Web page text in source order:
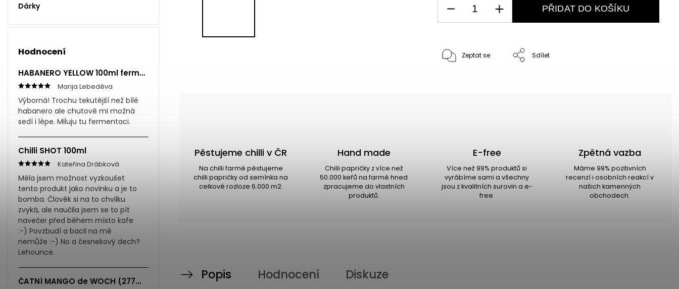
Dárky
Hodnocení
HABANERO YELLOW 100ml fermentovaná omáčka
Marija Lebeděva
Výborná! Trochu tekutější než bílé
habanero ale chutově mi možná
sedí i lépe. Miluju tu fermentaci.
Chilli SHOT 100ml
Kateřina Drábková
Měla jsem možnost vyzkoušet
tento produkt jako novinku a je to
bomba. Člověk si na to chvilku
zvyká, ale naučila jsem se to pít
navečer před během místo kafe
:-) Povzbudí a bacil na mě
nemůže :-) No a česnekový dech?
Lehounce.
ČATNÍ MANGO de WOCH (277ml)
PŘIDAT DO KOŠÍKU
Zeptat se Sdílet
Pěstujeme chilli v ČR
Na chilli farmě pěstujeme
chilli papričky od semínka na
celkové rozloze 6.000 m2.
Hand made
Chilli papričky z více než
50.000 keřů na farmě hned
zpracujeme do vlastních
produktů.
E-free
Více než 99% produktů si
vyrábíme sami a všechny
jsou z kvalitních surovin a e-
free.
Zpětná vazba
Máme 99% pozitivních
recenzí i osobních reakcí v
našich kamenných
obchodech.
Popis Hodnocení Diskuze